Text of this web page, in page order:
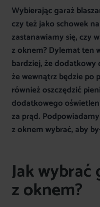
Wybierając garaż
czy też jako schowek
zastanawiamy się, czy
z oknem? Dylemat ten
bardziej, że
że wewnątrz będzie po
również oszczędzić
dodatkowego
za prąd.
z oknem wybrać, aby
Jak wybrać
z oknem?